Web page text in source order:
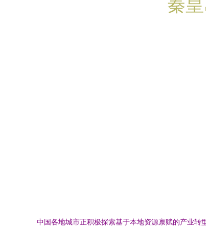
中国各地城市正积极探索基于本地资源禀赋的产业